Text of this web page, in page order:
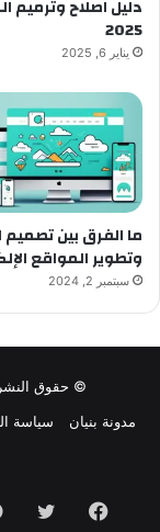
دليل اصلاح وترميم
2025
يناير 6, 2025
ما الفرق بين تصميم
وتطوير المواقع
سبتمبر 2, 2024
© حقوق النشر 2026، جميع الحقوق محفوظة
مدونة بنيان
سياسة
فيسبوك تويتر